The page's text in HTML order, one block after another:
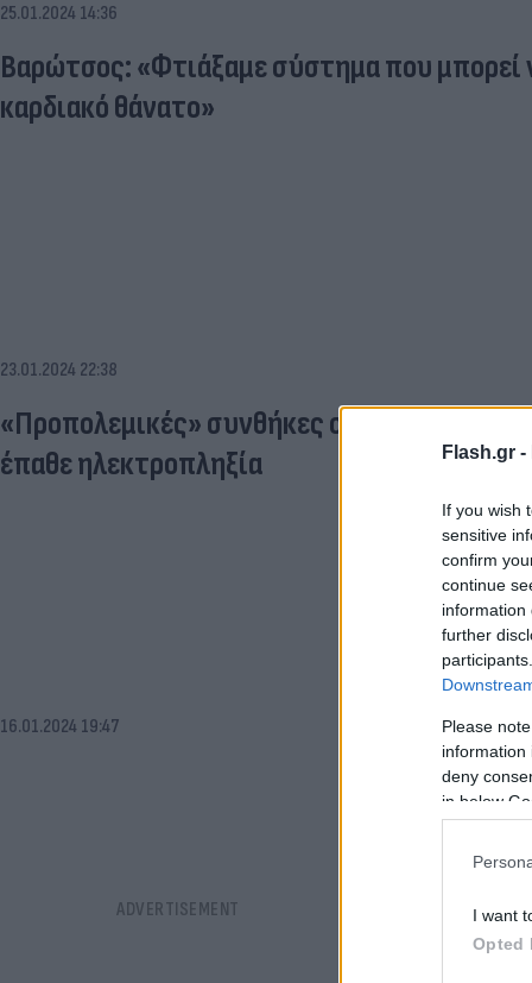
Flash.gr -
If you wish
sensitive
confirm
continue
information
further
Please
information
deny
in below
I want
Opted
25.01.2024 14:36
Βαρώτσος: «Φτιάξαμε σύστημα που μπορεί
καρδιακό θάνατο»
23.01.2024 22:38
«Προπολεμικές» συνθήκες σε σχολείο της
έπαθε ηλεκτροπληξία
16.01.2024 19:47